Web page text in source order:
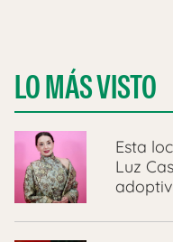
LO MÁS VISTO
Esta
Luz